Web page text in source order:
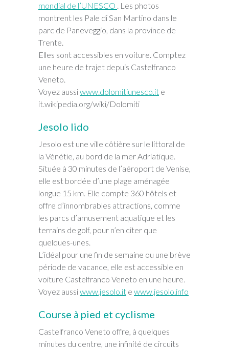
mondial de l’UNESCO . Les photos
montrent les Pale di San Martino dans le
parc de Paneveggio, dans la province de
Trente.
Elles sont accessibles en voiture. Comptez
une heure de trajet depuis Castelfranco
Veneto.
Voyez aussiwww.dolomitiunesco.it e
it.wikipedia.org/wiki/Dolomiti
Jesolo lido
Jesolo est une ville côtière sur le littoral de
la Vénétie, au bord de la mer Adriatique.
Située à 30 minutes de l’aéroport de Venise,
elle est bordée d’une plage aménagée
longue 15 km. Elle compte 360 hôtels et
offre d’innombrables attractions, comme
les parcs d’amusement aquatique et les
terrains de golf, pour n’en citer que
quelques-unes.
L’idéal pour une fin de semaine ou une brève
période de vacance, elle est accessible en
voiture Castelfranco Veneto en une heure.
Voyez aussiwww.jesolo.it e www.jesolo.info
Course à pied et cyclisme
Castelfranco Veneto offre, à quelques
minutes du centre, une infinité de circuits